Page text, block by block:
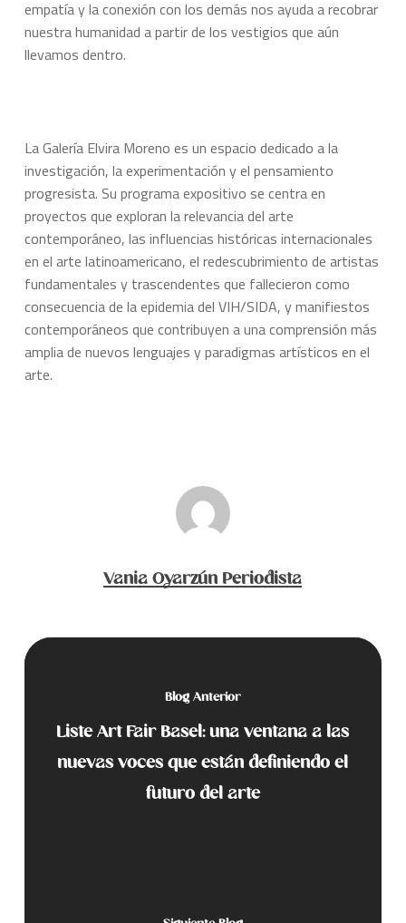
empatía y la conexión con los demás nos ayuda a recobrar
nuestra humanidad a partir de los vestigios que aún
llevamos dentro.
La Galería Elvira Moreno es un espacio dedicado a la
investigación, la experimentación y el pensamiento
progresista. Su programa expositivo se centra en
proyectos que exploran la relevancia del arte
contemporáneo, las influencias históricas internacionales
en el arte latinoamericano, el redescubrimiento de artistas
fundamentales y trascendentes que fallecieron como
consecuencia de la epidemia del VIH/SIDA, y manifiestos
contemporáneos que contribuyen a una comprensión más
amplia de nuevos lenguajes y paradigmas artísticos en el
arte.
Vania Oyarzún Periodista
Blog Anterior
Liste Art Fair Basel: una ventana a las
nuevas voces que están definiendo el
futuro del arte